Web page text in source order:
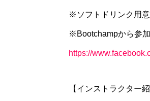
※ソフトドリンク用意
※Bootchampから参
https://
【インストラクター